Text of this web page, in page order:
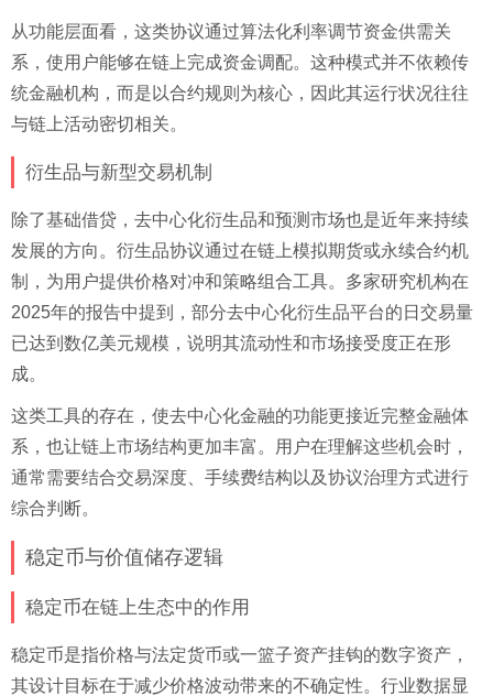
从功能层面看，这类协议通过算法化利率调节资金供需关
系，使用户能够在链上完成资金调配。这种模式并不依赖传
统金融机构，而是以合约规则为核心，因此其运行状况往往
与链上活动密切相关。
衍生品与新型交易机制
除了基础借贷，去中心化衍生品和预测市场也是近年来持续
发展的方向。衍生品协议通过在链上模拟期货或永续合约机
制，为用户提供价格对冲和策略组合工具。多家研究机构在
2025年的报告中提到，部分去中心化衍生品平台的日交易量
已达到数亿美元规模，说明其流动性和市场接受度正在形
成。
这类工具的存在，使去中心化金融的功能更接近完整金融体
系，也让链上市场结构更加丰富。用户在理解这些机会时，
通常需要结合交易深度、手续费结构以及协议治理方式进行
综合判断。
稳定币与价值储存逻辑
稳定币在链上生态中的作用
稳定币是指价格与法定货币或一篮子资产挂钩的数字资产，
其设计目标在于减少价格波动带来的不确定性。行业数据显